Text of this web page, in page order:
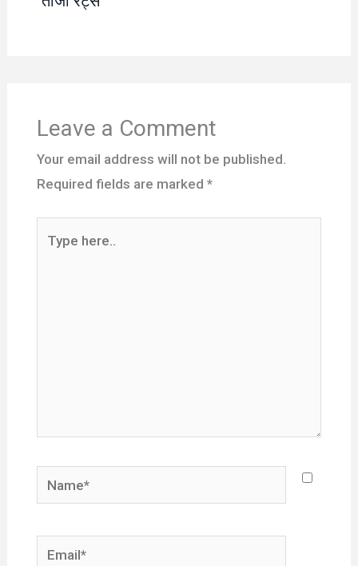
Leave a Comment
Your email address will not be published.
Required fields are marked *
here..
Name*
Email*